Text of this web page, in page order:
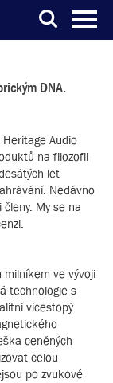
DNA.
Audio
na filozofii
let
Nedávno
My se na
ve vývoji
technologie s
vícestopý
ceněných
celou
po zvukové